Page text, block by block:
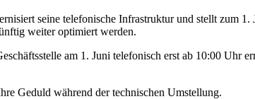
seine telefonische Infrastruktur und stellt zum
weiter optimiert werden.
am 1. Juni telefonisch erst ab 10:00 Uhr
Geduld während der technischen Umstellung.